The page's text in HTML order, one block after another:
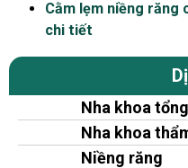
Cằm lẹm niềng răng
chi tiết
Nha khoa
Nha khoa
Niềng răng